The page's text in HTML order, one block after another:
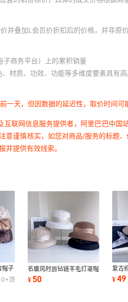
叠加L会员价折扣后的价格，并非原价
商务平台）上的累积销量
材质、功效、功能等多维度要素具有
一天，但因数据的延迟性，取价时间
联网信息服务提供者，阿里巴巴中
意谨慎核实，如您对商品/服务的标题
并提供有效线索。
帽子
网
顶
名媛风时尚钻链羊毛灯罩帽
女冬季优雅百搭盆帽气质潮
搭保暖渔夫帽
¥50
复古
冬季
风保
¥49